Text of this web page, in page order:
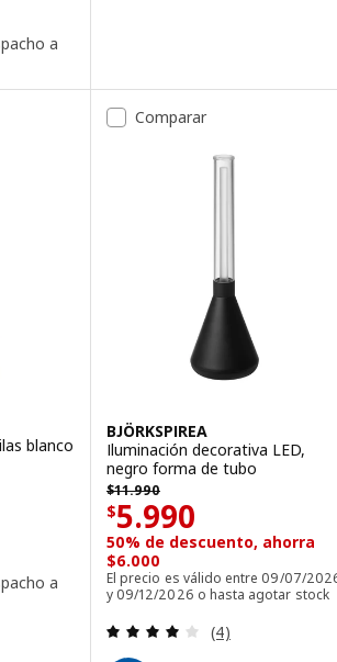
a
blanco
2 und
a
Comparar
BJÖRKSPIREA
Iluminación decorativa LED,
negro forma de tubo
$11.990
$ 11990
$5.990
Precio $ 5990
50% de descuento, ahorra
$6.000
El precio es válido entre 09/07/
y 09/12/2026 o hasta agotar stock
Revisa: 4 de 5
(4)